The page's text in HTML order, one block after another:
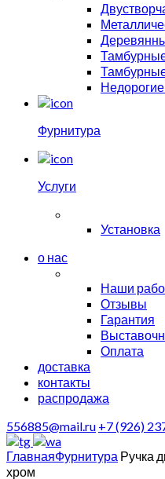
Фурнитура
Услуги
Установка
о нас
Наши
Отзывы
Гарантия
Оплата
доставка
контакты
распродажа
556885@mail.ru +7 (926)
ГлавнаяФурнитура Ручка
хром